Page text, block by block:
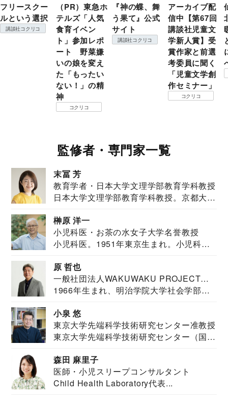
フリースクー
ルという選択
講談社コクリコ
（PR）東急ホ
テルズ「人気
食育イベン
ト」参加レポ
ート 野菜嫌
いの娘を変え
た「もったい
ない！」の精
神
コクリコ
『神の蝶、舞
う果て』公式
サイト
講談社コクリコ
アーカイブ配
信中【第67回
講談社児童文
学新人賞】受
賞作家と前選
考委員に聞く
「児童文学創
作セミナー」
コクリコ
監修者・専門家一覧
末冨 芳
教育学者・日本大学文理学部教育学科教授
日本大学文理学部教育学科教授。京都大学
榊原 洋一
小児科医・お茶の水女子大学名誉教授
小児科医。1951年東京生まれ。小児科
原 哲也
一般社団法人WAKUWAKU PROJECT
JAPAN代表・言語聴覚士・社会福祉士
1966年生まれ、明治学院大学社会学部福
小泉 悠
東京大学先端科学技術研究センター准教授
東京大学先端科学技術研究センター（国際
森田 麻里子
医師・小児スリープコンサルタント
Child Health Laboratory代表...